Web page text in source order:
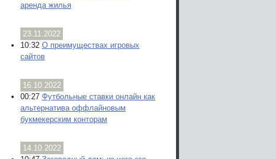
аренда жилья
23.11.2022
10:32 О преимуществах игровых
сайтов
16.10.2022
00:27 Футбольные ставки онлайн как
альтернатива оффлайновым
букмекерским конторам
14.10.2022